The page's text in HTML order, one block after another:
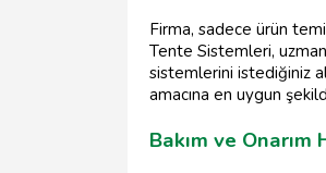
Firma, sadece ürün
Tente Sistemleri,
sistemlerini istediğiniz
amacına en uygun
Bakım ve